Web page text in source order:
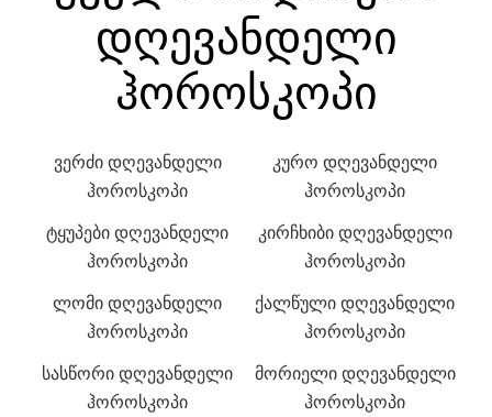
დღევანდელი
ჰოროსკოპი
ვერძი დღევანდელი
ჰოროსკოპი
კურო დღევანდელი
ჰოროსკოპი
ტყუპები დღევანდელი
ჰოროსკოპი
კირჩხიბი დღევანდელი
ჰოროსკოპი
ლომი დღევანდელი
ჰოროსკოპი
ქალწული დღევანდელი
ჰოროსკოპი
სასწორი დღევანდელი
ჰოროსკოპი
მორიელი დღევანდელი
ჰოროსკოპი